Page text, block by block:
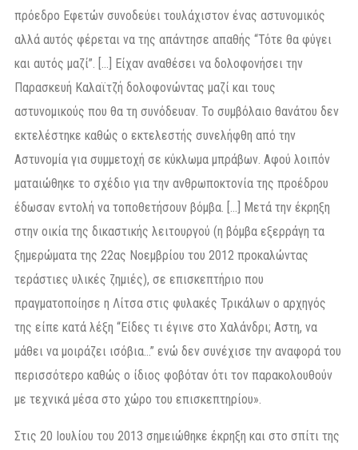
πρόεδρο Εφετών συνοδεύει τουλάχιστον ένας αστυνομικός
αλλά αυτός φέρεται να της απάντησε απαθής “Τότε θα φύγει
και αυτός μαζί”. […] Είχαν αναθέσει να δολοφονήσει την
Παρασκευή Καλαϊτζή δολοφονώντας μαζί και τους
αστυνομικούς που θα τη συνόδευαν. Το συμβόλαιο θανάτου δεν
εκτελέστηκε καθώς ο εκτελεστής συνελήφθη από την
Αστυνομία για συμμετοχή σε κύκλωμα μπράβων. Αφού λοιπόν
ματαιώθηκε το σχέδιο για την ανθρωποκτονία της προέδρου
έδωσαν εντολή να τοποθετήσουν βόμβα. […] Μετά την έκρηξη
στην οικία της δικαστικής λειτουργού (η βόμβα εξερράγη τα
ξημερώματα της 22ας Νοεμβρίου του 2012 προκαλώντας
τεράστιες υλικές ζημιές), σε επισκεπτήριο που
πραγματοποίησε η Λίτσα στις φυλακές Τρικάλων ο αρχηγός
της είπε κατά λέξη “Είδες τι έγινε στο Χαλάνδρι; Αστη, να
μάθει να μοιράζει ισόβια…” ενώ δεν συνέχισε την αναφορά του
περισσότερο καθώς ο ίδιος φοβόταν ότι τον παρακολουθούν
με τεχνικά μέσα στο χώρο του επισκεπτηρίου».
Στις 20 Ιουλίου του 2013 σημειώθηκε έκρηξη και στο σπίτι της